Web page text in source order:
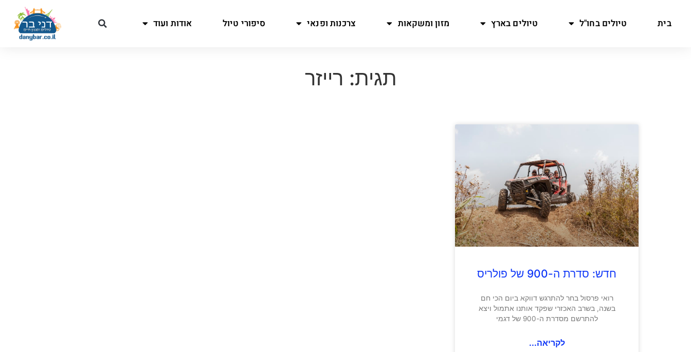
בית טיולים בחו"ל טיולים בארץ מזון ומשקאות צרכנות ופנאי סיפורי טיול אודות ועוד
תגית: רייזר
חדש: סדרת ה-900 של פולריס
רואי פרסול בחר להתרגש דווקא ביום הכי חם
בשנה, בשרב האכזרי שפקד אותנו אתמול ויצא
להתרשם מסדרת ה-900 של דגמי
לקריאה...